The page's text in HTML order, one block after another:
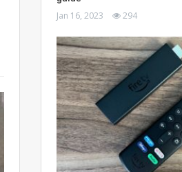
Jan 16, 2023 294